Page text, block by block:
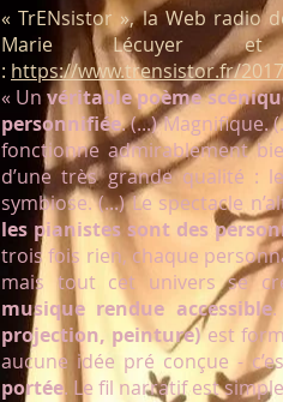
« TrENsistor », la Web radio
Marie Lécuyer et
: https://www.trensistor.fr/
« Unvéritable poème
personnifiée. (...) Magnifique.
fonctionne admirablement
d’une très grande qualité :
symbiose. (...) Le spectacle
les pianistes sont des
trois fois rien, chaque
mais tout cet univers se
musique rendue accessible.
projection, peinture)est
aucune idée pré conçue -
portée. Le fil narratif est